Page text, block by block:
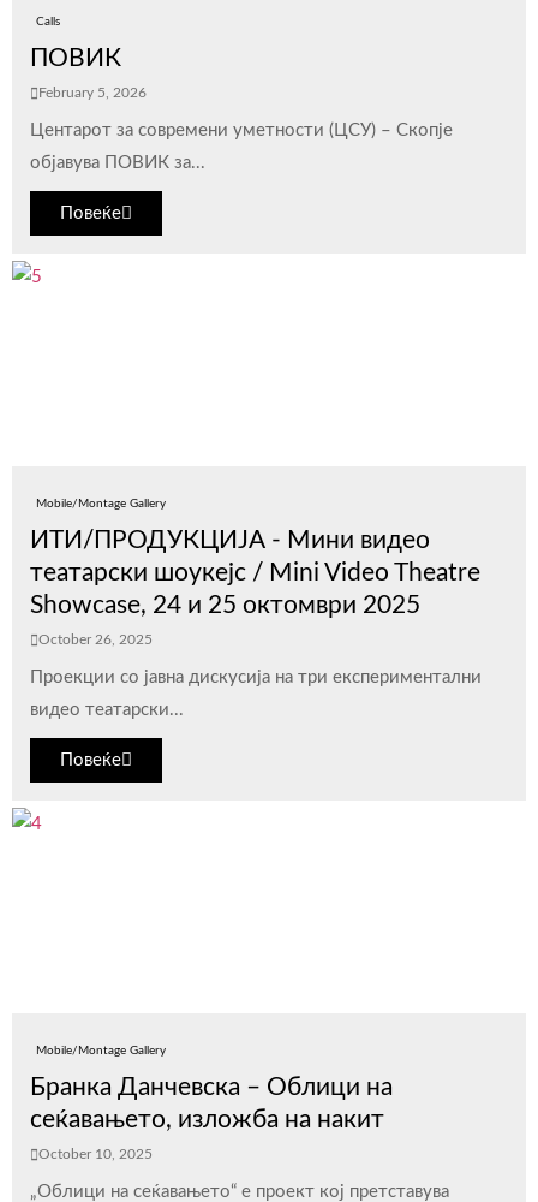
Calls
ПОВИК
February 5, 2026
Центарот за современи уметности (ЦСУ) – Скопје
објавува ПОВИК за...
Повеќе
Mobile/Montage Gallery
ИТИ/ПРОДУКЦИЈА - Мини видео
театарски шоукејс / Mini Video Theatre
Showcase, 24 и 25 октомври 2025
October 26, 2025
Проекции со јавна дискусија на три експериментални
видео театарски...
Повеќе
Mobile/Montage Gallery
Бранка Данчевска – Облици на
сеќавањето, изложба на накит
October 10, 2025
„Облици на сеќавањето“ е проект кој претставува